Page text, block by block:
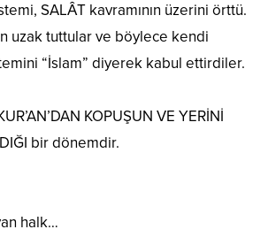
SALÂT kavramının üzerini örttü.
uzak tuttular ve böylece kendi
“İslam” diyerek kabul ettirdiler.
KOPUŞUN VE YERİNİ
bir dönemdir.
halk…